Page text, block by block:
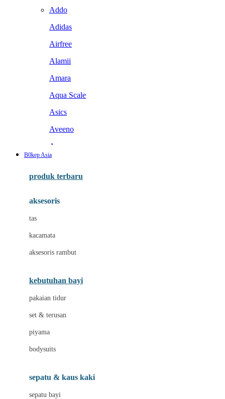
Addo
Adidas
Airfree
Alamii
Amara
Aqua Scale
Asics
Aveeno
Awan
Baabaasheepz
Baby Dove
Baby Jogger
Beauty Barn
Bio Oil
B0kep Asia
produk terbaru
aksesoris
tas
kacamata
aksesoris rambut
kebutuhan bayi
pakaian tidur
set & terusan
piyama
bodysuits
sepatu & kaus kaki
sepatu bayi